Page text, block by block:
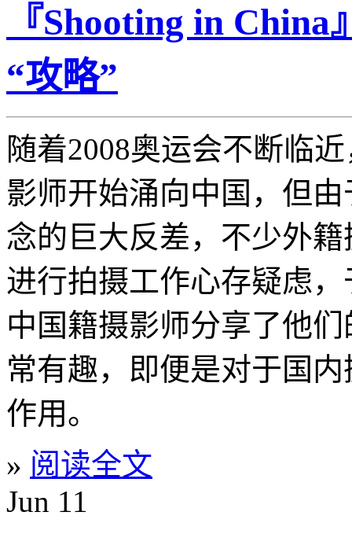
『Shooting in
“攻略”
随着2008奥运会不断临
影师开始涌向中国，但
念的巨大反差，不少外
进行拍摄工作心存疑虑
中国籍摄影师分享了他
常有趣，即便是对于国
作用。
» 阅读全文
Jun 11